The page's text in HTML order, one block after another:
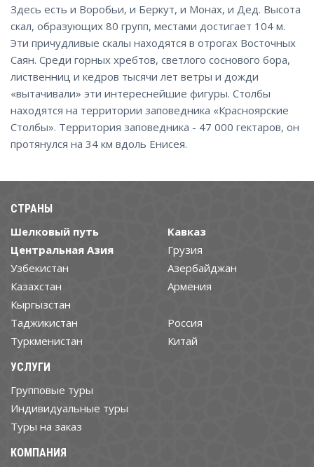
Здесь есть и Воробьи, и Беркут, и Монах, и Дед. Высота
скал, образующих 80 групп, местами достигает 104 м.
Эти причудливые скалы находятся в отрогах Восточных
Саян. Среди горных хребтов, светлого соснового бора,
лиственниц и кедров тысячи лет ветры и дожди
«вытачивали» эти интереснейшие фигуры. Столбы
находятся на территории заповедника «Красноярские
Столбы». Территория заповедника - 47 000 гектаров, он
протянулся на 34 км вдоль Енисея.
СТРАНЫ
Шелковый путь
Центральная Азия
Узбекистан
Казахстан
Кыргызстан
Таджикистан
Туркменистан
Кавказ
Грузия
Азербайджан
Армения
Россия
Китай
УСЛУГИ
Групповые туры
Индивидуальные туры
Туры на заказ
КОМПАНИЯ